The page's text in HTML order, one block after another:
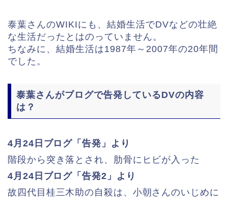
泰葉さんのWIKIにも、結婚生活でDVなどの壮絶
な生活だったとはのっていません。
ちなみに、結婚生活は1987年～2007年の20年間
でした。
泰葉さんがブログで告発しているDVの内容
は？
4月24日ブログ「告発」より
階段から突き落とされ、肋骨にヒビが入った
4月24日ブログ「告発2」より
故四代目桂三木助の自殺は、小朝さんのいじめに